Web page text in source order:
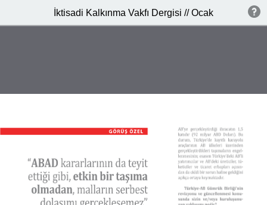
İktisadi Kalkınma Vakfı Dergisi // Ocak 2014